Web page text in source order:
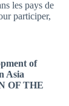
les pays de
participer,
of
Asia
OF THE